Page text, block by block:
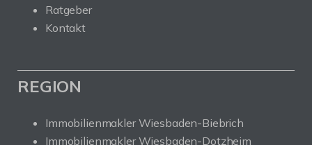
Ratgeber
Kontakt
REGION
Immobilienmakler Wiesbaden-Biebrich
Immobilienmakler Wiesbaden-Dotzheim